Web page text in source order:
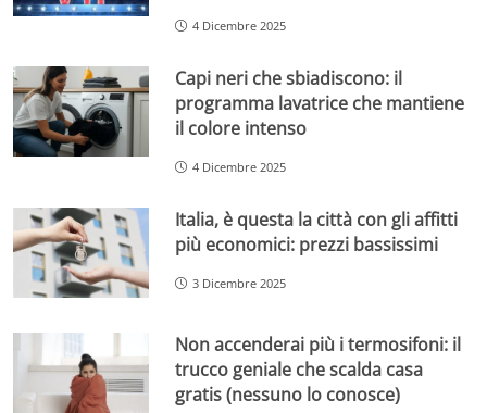
4 Dicembre 2025
Capi neri che sbiadiscono: il
programma lavatrice che mantiene
il colore intenso
4 Dicembre 2025
Italia, è questa la città con gli affitti
più economici: prezzi bassissimi
3 Dicembre 2025
Non accenderai più i termosifoni: il
trucco geniale che scalda casa
gratis (nessuno lo conosce)